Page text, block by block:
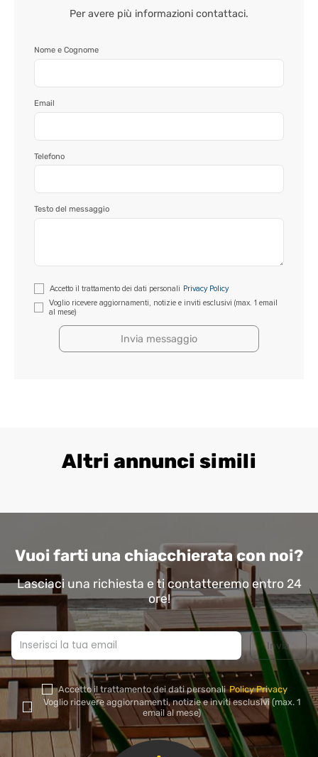
Per avere più informazioni contattaci.
Nome e Cognome
Email
Telefono
Testo del messaggio
prega
vuoto
Accetto il trattamento dei dati personali
Privacy Policy
Voglio ricevere aggiornamenti, notizie e inviti esclusivi (max. 1 email
al mese)
Altri annunci simili
Vuoi farti una chiacchierata con noi?
Lasciaci una richiesta e ti contatteremo entro 24
ore!
Si
prega
di
lasciare
vuoto
Accetto il trattamento dei dati personali Policy Privacy
Voglio ricevere aggiornamenti, notizie e inviti esclusivi (max. 1
email al mese)